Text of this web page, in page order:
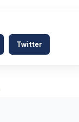
Twitter